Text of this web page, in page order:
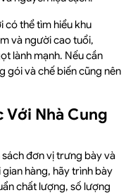
có thể tìm hiểu khu
và người cao tuổi,
lành mạnh. Nếu cần
gói và chế biến cũng nên
Với Nhà Cung
đơn vị trưng bày và
hàng, hãy trình bày
chất lượng, số lượng